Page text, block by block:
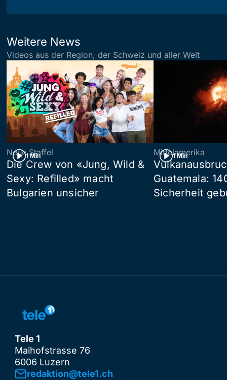
Weitere News
Videos aus der Region, der Schweiz und aller Welt
1 Min
Neue Staffel
Die Crew von «Jung, Wild &
Sexy: Refilled» macht
Bulgarien unsicher
1 Min
Mittelamerika
Guatemala:
Sicherheit
Tele 1
Maihofstrasse 76
6006 Luzern
redaktion@tele1.ch